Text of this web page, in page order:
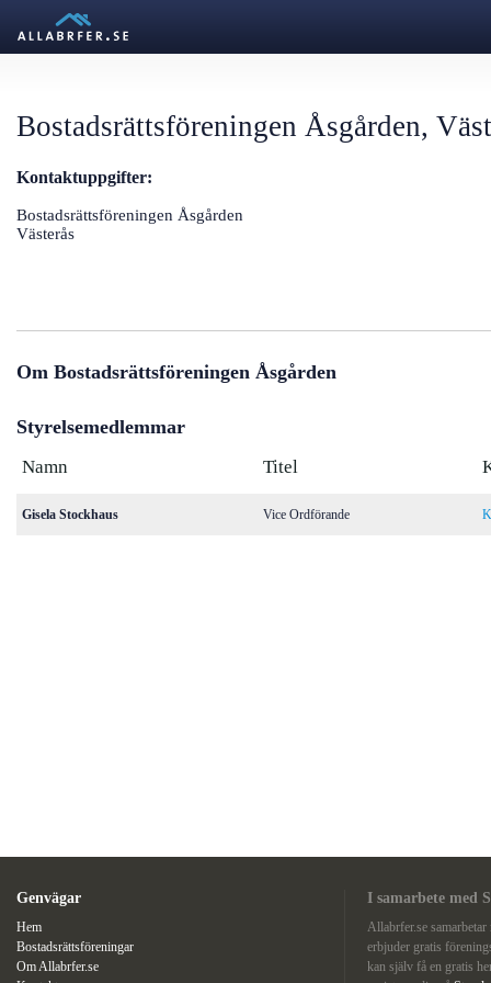
Bostadsrättsföreningen Åsgården,
Kontaktuppgifter:
Bostadsrättsföreningen Åsgården
Västerås
Om Bostadsrättsföreningen Åsgården
Styrelsemedlemmar
Namn Titel
Gisela Stockhaus Vice Ordförande
Genvägar
Hem
Bostadsrättsföreningar
Om Allabrfer.se
I samarbete med
Allabrfer.se
erbjuder gratis
kan själv få en gratis